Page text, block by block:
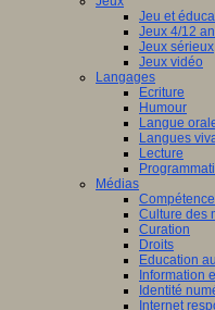
Jeu et
Jeux 4/12
Jeux sérieux
Jeux vidéo
Langages
Ecriture
Humour
Langue
Langues
Lecture
Médias
Culture des
Curation
Droits
Education
Information
Identité
Internet